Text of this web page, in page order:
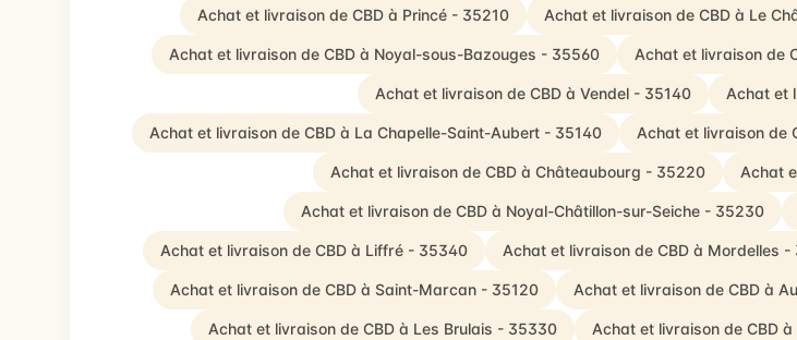
Achat et livraison de CBD à Princé - 35210 Achat et livraison de CBD à Le
Achat et livraison de CBD à Noyal-sous-Bazouges - 35560 Achat et livraison de
Achat et livraison de CBD à Vendel - 35140 Achat et
Achat et livraison de CBD à La Chapelle-Saint-Aubert - 35140 Achat et livraison de
Achat et livraison de CBD à Châteaubourg - 35220 Achat
Achat et livraison de CBD à Noyal-Châtillon-sur-Seiche - 35230
Achat et livraison de CBD à Liffré - 35340 Achat et livraison de CBD à Mordelles -
Achat et livraison de CBD à Saint-Marcan - 35120 Achat et livraison de CBD à
Achat et livraison de CBD à Les Brulais - 35330 Achat et livraison de CBD